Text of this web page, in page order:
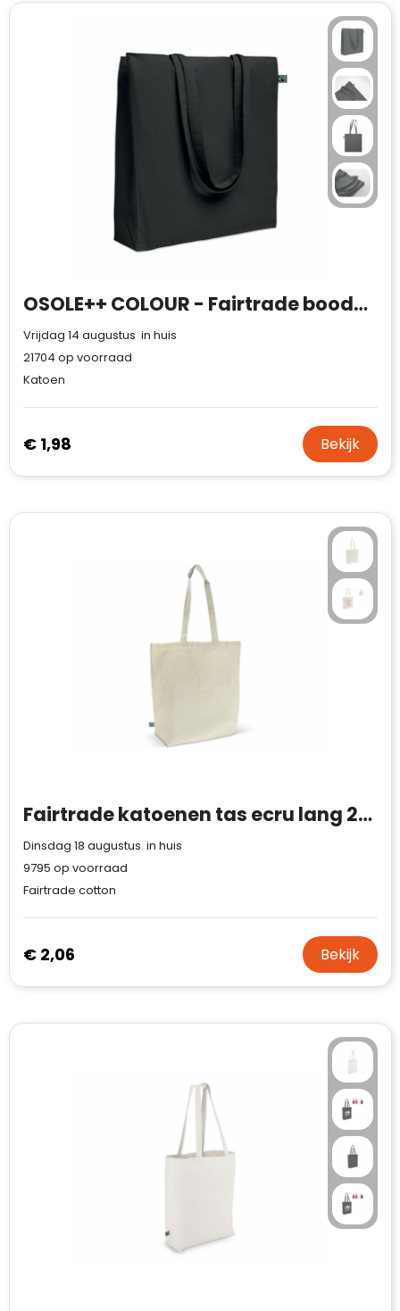
OSOLE++ COLOUR - Fairtrade boodschappentas 180g
Vrijdag 14 augustus in huis
21704 op voorraad
Katoen
€ 1,98 Bekijk
Fairtrade katoenen tas ecru lang 270g/m² 42x12x43 cm
Dinsdag 18 augustus in huis
9795 op voorraad
Fairtrade cotton
€ 2,06 Bekijk